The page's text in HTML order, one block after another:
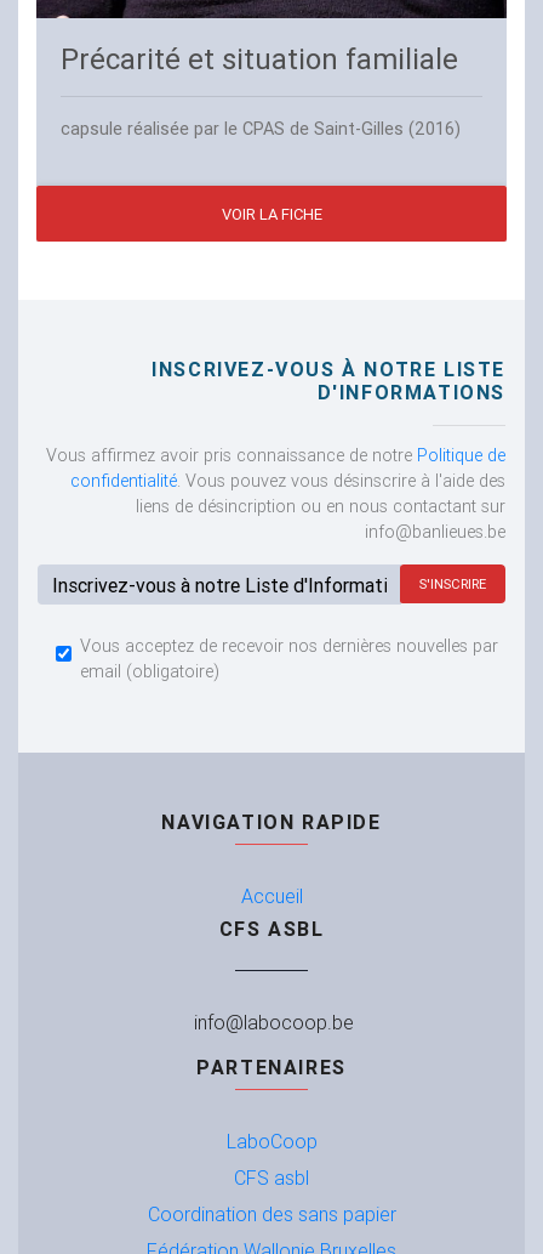
Précarité et situation familiale
capsule réalisée par le CPAS de Saint-Gilles (2016)
VOIR LA FICHE
INSCRIVEZ-VOUS À NOTRE LISTE
D'INFORMATIONS
Vous affirmez avoir pris connaissance de notre Politique de
confidentialité. Vous pouvez vous désinscrire à l'aide des
liens de désincription ou en nous contactant sur
info@banlieues.be
Adresse email...
Vous acceptez de recevoir nos dernières nouvelles par
email (obligatoire)
NAVIGATION RAPIDE
Accueil
CFS ASBL
info@labocoop.be
PARTENAIRES
LaboCoop
CFS asbl
Coordination des sans papier